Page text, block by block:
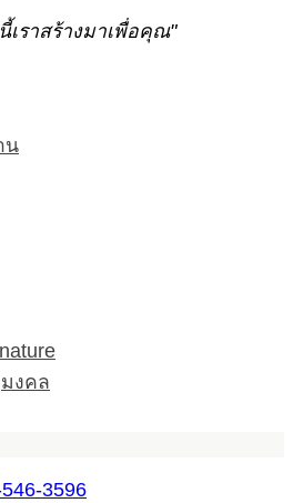
เราสร้างมาเพื่อคุณ"
น
งคล
3596